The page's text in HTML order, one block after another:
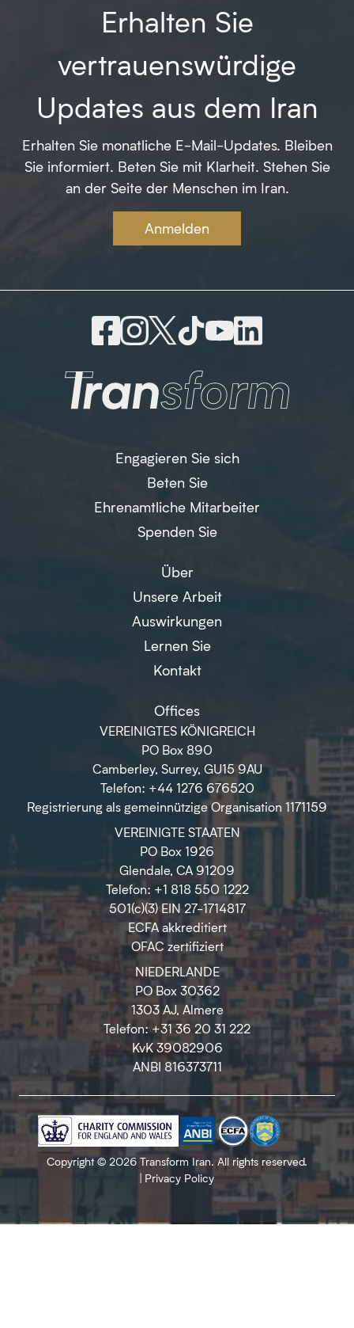
Erhalten Sie
vertrauenswürdige
Updates aus dem Iran
Erhalten Sie monatliche E-Mail-Updates. Bleiben
Sie informiert. Beten Sie mit Klarheit. Stehen Sie
an der Seite der Menschen im Iran.
Anmelden
Engagieren Sie sich
Beten Sie
Ehrenamtliche Mitarbeiter
Spenden Sie
Über
Unsere Arbeit
Auswirkungen
Lernen Sie
Kontakt
Offices
VEREINIGTES KÖNIGREICH
PO Box 890
Camberley, Surrey, GU15 9AU
Telefon: +44 1276 676520
Registrierung als gemeinnützige Organisation 1171159
VEREINIGTE STAATEN
PO Box 1926
Glendale, CA 91209
Telefon: +1 818 550 1222
501(c)(3) EIN 27-1714817
ECFA akkreditiert
OFAC zertifiziert
NIEDERLANDE
PO Box 30362
1303 AJ, Almere
Telefon: +31 36 20 31 222
KvK 39082906
ANBI 816373711
Copyright © 2026 Transform Iran. All rights reserved.
| Privacy Policy